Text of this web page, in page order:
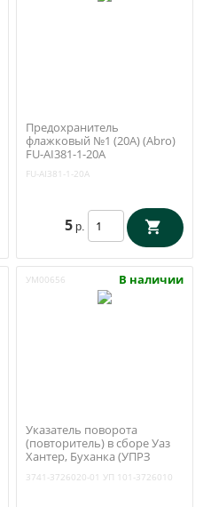
Предохранитель
флажковый №1 (20А) (Abro)
FU-AI381-1-20A
FU-AI381-1-20A
5 р.
УМ00656 В наличии
Указатель поворота
(повторитель) в сборе Уаз
Хантер, Буханка (УПРЗ
3741-3726020-01 УП 101-3726010